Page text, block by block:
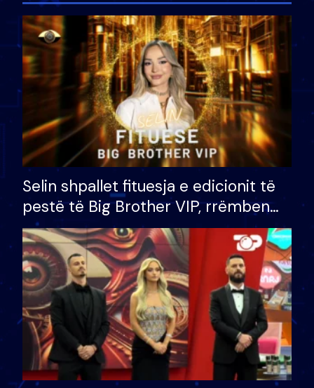
Selin shpallet fituesja e edicionit të
pestë të Big Brother VIP, rrëmben
çmimin e madh prej 100 mijë eurosh